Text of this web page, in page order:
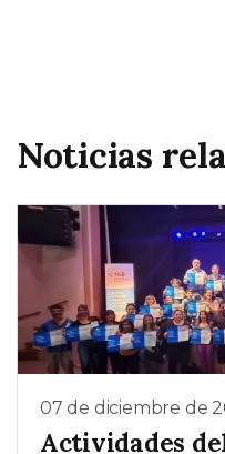
Noticias
07 de diciembre de
Actividades